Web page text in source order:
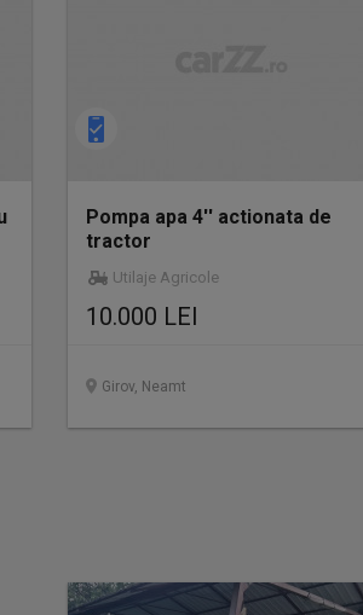
Pompa apa 4'' actionata de
tractor
Utilaje Agricole
10.000 LEI
Girov, Neamt